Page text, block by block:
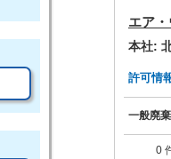
エア
本社:
許可情
一般廃
0